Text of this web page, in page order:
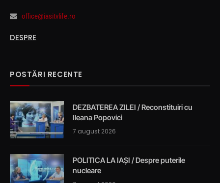
office@iasitvlife.ro
DESPRE
POSTĂRI RECENTE
DEZBATEREA ZILEI / Reconstituiri cu
Ileana Popovici
7 august 2026
POLITICA LA IAȘI / Despre puterile
nucleare